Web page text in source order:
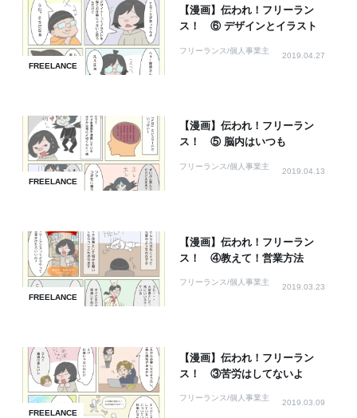
FREELANCE
【漫画】伝われ！フリーラン
ス！ ⑥ デザインとイラスト
フリーランス/個人事業主
2019.04.27
FREELANCE
【漫画】伝われ！フリーラン
ス！ ⑤ 脳内はいつも
フリーランス/個人事業主
2019.04.13
FREELANCE
【漫画】伝われ！フリーラン
ス！ ④教えて！営業方法
フリーランス/個人事業主
2019.03.23
FREELANCE
【漫画】伝われ！フリーラン
ス！ ③苦労はしてないよ
フリーランス/個人事業主
2019.03.09